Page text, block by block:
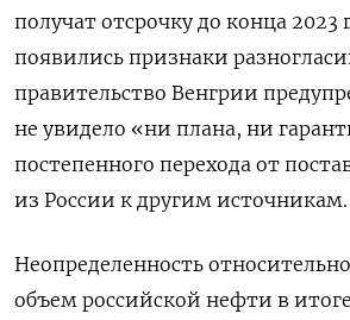
получат отсрочку до конца 2023
появились признаки
правительство Венгрии
не увидело «ни плана, ни
постепенного перехода от
из России к другим источникам.
Неопределенность
объем российской нефти в